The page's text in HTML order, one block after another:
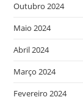
Outubro 2024
Maio 2024
Abril 2024
Março 2024
Fevereiro 2024